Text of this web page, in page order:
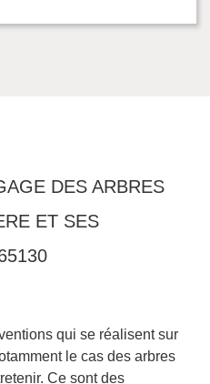
DES ARBRES
ET SES
qui se réalisent sur
le cas des arbres
Ce sont des